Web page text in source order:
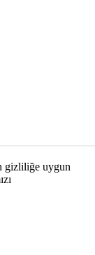
gizliliğe uygun